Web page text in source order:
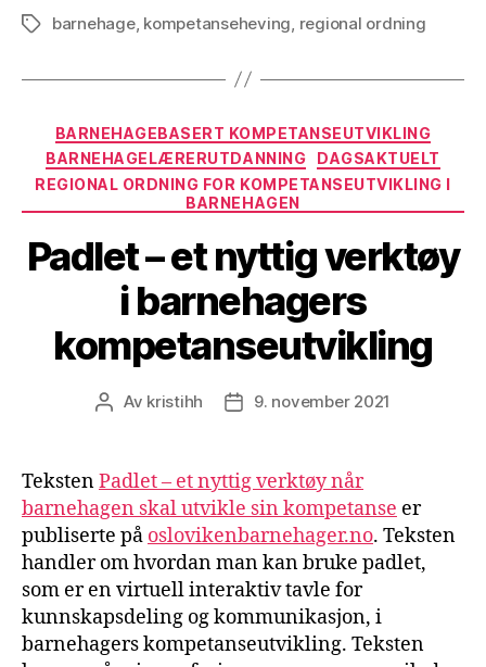
Stikkordbarnehage, kompetanseheving regional ordning
Kategorier
BARNEHAGEBASERT KOMPETANSEUTVIKLING
BARNEHAGELÆRERUTDANNING
DAGSAKTUELT
REGIONAL ORDNING FOR KOMPETANSEUTVIKLING I
BARNEHAGEN
Padlet – et nyttig verktøy
i barnehagers
kompetanseutvikling
Innleggsforfatter
Av kristihh Publiseringsdato
9. november 2021
TekstenPadlet – et nyttig verktøy når
barnehagen skal utvikle sin kompetanse er
publiserte på oslovikenbarnehager.no. Teksten
handler om hvordan man kan bruke padlet,
som er en virtuell interaktiv tavle for
kunnskapsdeling og kommunikasjon, i
barnehagers kompetanseutvikling. Teksten